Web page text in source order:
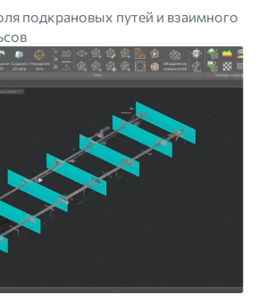
подкрановых путей и взаимного